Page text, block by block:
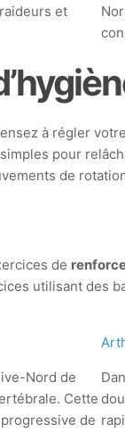
et
à régler
simples pour
de
de
utilisant
Nord de
Cette
de